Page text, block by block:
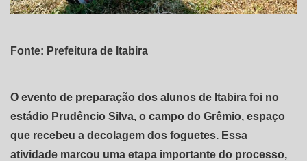
Fonte: Prefeitura de Itabira
O evento de preparação dos alunos de Itabira foi no
estádio Prudêncio Silva, o campo do Grêmio, espaço
que recebeu a decolagem dos foguetes. Essa
atividade marcou uma etapa importante do processo,